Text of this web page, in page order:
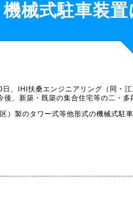
械式駐車装
、IHI扶桑エンジニアリング（同・
、新築・既築の集合住宅等の二・
）製のタワー式等他形式の機械式駐